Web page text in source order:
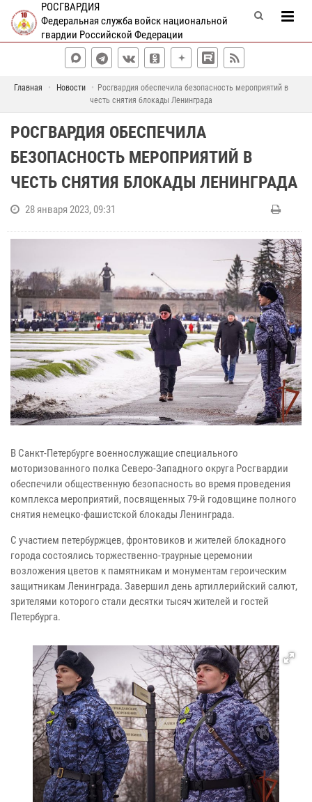
РОСГВАРДИЯ
Федеральная служба войск национальной
гвардии Российской Федерации
Главная Новости
Росгвардия обеспечила безопасность мероприятий в
честь снятия блокады Ленинграда
РОСГВАРДИЯ ОБЕСПЕЧИЛА
БЕЗОПАСНОСТЬ МЕРОПРИЯТИЙ В
ЧЕСТЬ СНЯТИЯ БЛОКАДЫ ЛЕНИНГРАДА
28 января 2023, 09:31
В Санкт-Петербурге военнослужащие специального
моторизованного полка Северо-Западного округа Росгвардии
обеспечили общественную безопасность во время проведения
комплекса мероприятий, посвященных 79-й годовщине полного
снятия немецко-фашистской блокады Ленинграда.
С участием петербуржцев, фронтовиков и жителей блокадного
города состоялись торжественно-траурные церемонии
возложения цветов к памятникам и монументам героическим
защитникам Ленинграда. Завершил день артиллерийский салют,
зрителями которого стали десятки тысяч жителей и гостей
Петербурга.